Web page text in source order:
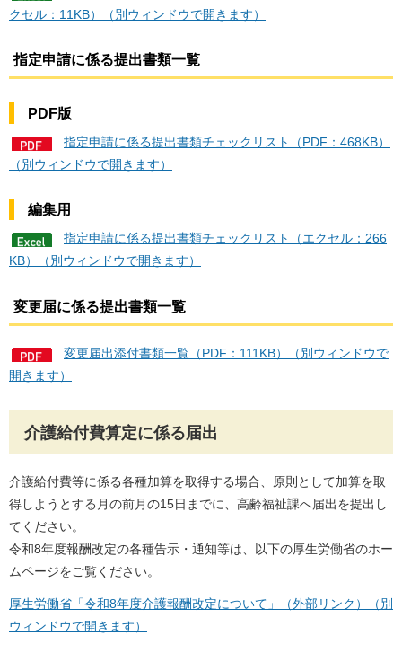
クセル：11KB）（別ウィンドウで開きます）
指定申請に係る提出書類一覧
PDF版
指定申請に係る提出書類チェックリスト（PDF：468KB）
（別ウィンドウで開きます）
編集用
指定申請に係る提出書類チェックリスト（エクセル：266
KB）（別ウィンドウで開きます）
変更届に係る提出書類一覧
変更届出添付書類一覧（PDF：111KB）（別ウィンドウで
開きます）
介護給付費算定に係る届出
介護給付費等に係る各種加算を取得する場合、原則として加算を取
得しようとする月の前月の15日までに、高齢福祉課へ届出を提出し
てください。
令和8年度報酬改定の各種告示・通知等は、以下の厚生労働省のホー
ムページをご覧ください。
厚生労働省「令和8年度介護報酬改定について」（外部リンク）（別
ウィンドウで開きます）